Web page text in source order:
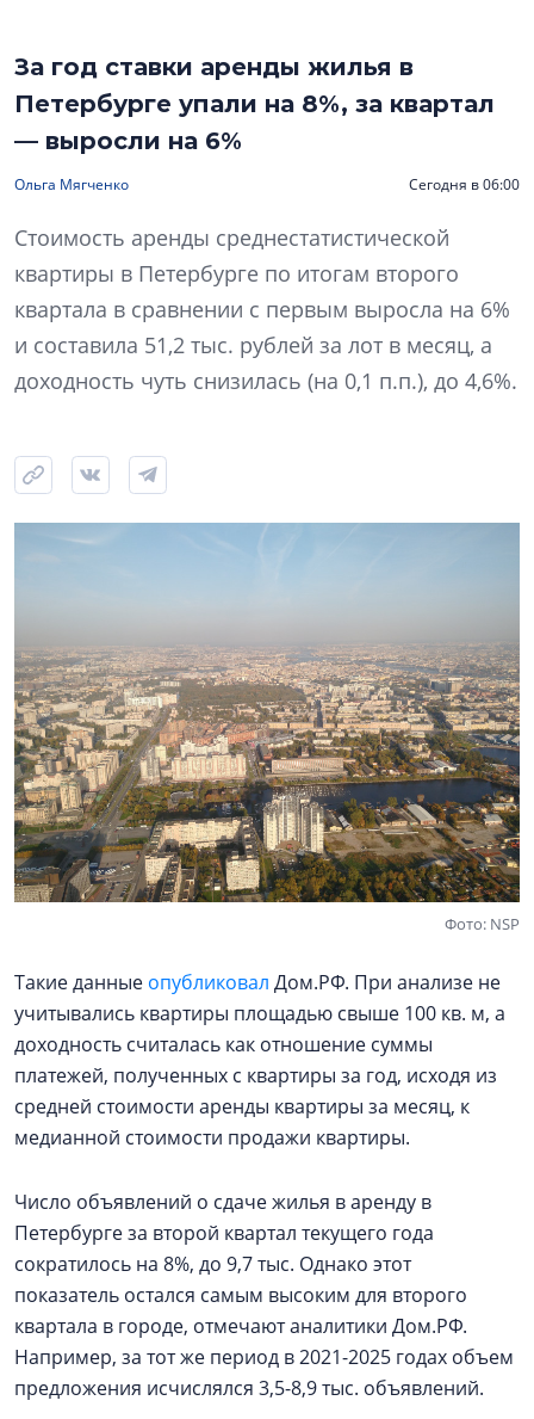
За год ставки аренды жилья в
Петербурге упали на 8%, за квартал
— выросли на 6%
Ольга Мягченко Сегодня в 06:00
Стоимость аренды среднестатистической
квартиры в Петербурге по итогам второго
квартала в сравнении с первым выросла на 6%
и составила 51,2 тыс. рублей за лот в месяц, а
доходность чуть снизилась (на 0,1 п.п.), до 4,6%.
Фото: NSP
Такие данные опубликовал Дом.РФ. При анализе не
учитывались квартиры площадью свыше 100 кв. м, а
доходность считалась как отношение суммы
платежей, полученных с квартиры за год, исходя из
средней стоимости аренды квартиры за месяц, к
медианной стоимости продажи квартиры.
Число объявлений о сдаче жилья в аренду в
Петербурге за второй квартал текущего года
сократилось на 8%, до 9,7 тыс. Однако этот
показатель остался самым высоким для второго
квартала в городе, отмечают аналитики Дом.РФ.
Например, за тот же период в 2021-2025 годах объем
предложения исчислялся 3,5-8,9 тыс. объявлений.